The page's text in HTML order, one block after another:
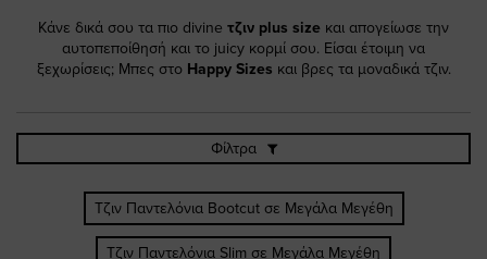
Κάνε δικά σου τα πιο divine τζιν plus size και απογείωσε την
αυτοπεποίθησή και το juicy κορμί σου. Είσαι έτοιμη να
ξεχωρίσεις; Μπες στο Happy Sizes και βρες τα μοναδικά τζιν.
Φίλτρα
Τζιν Παντελόνια Bootcut σε Μεγάλα Μεγέθη
Τζιν Παντελόνια Slim σε Μεγάλα Μεγέθη